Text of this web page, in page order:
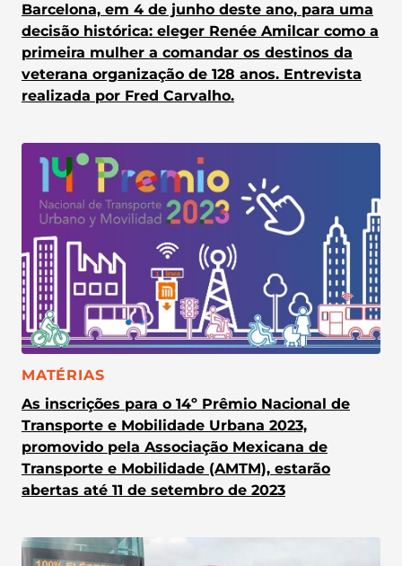
Barcelona, em 4 de junho deste ano, para uma
decisão histórica: eleger Renée Amilcar como a
primeira mulher a comandar os destinos da
veterana organização de 128 anos. Entrevista
realizada por Fred Carvalho.
CATEGORIA:
MATÉRIAS
As inscrições para o 14º Prêmio Nacional de
Transporte e Mobilidade Urbana 2023,
promovido pela Associação Mexicana de
Transporte e Mobilidade (AMTM), estarão
abertas até 11 de setembro de 2023